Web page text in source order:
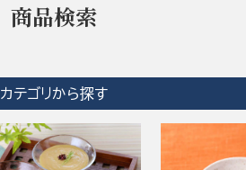
商品検索
カテゴリから探す